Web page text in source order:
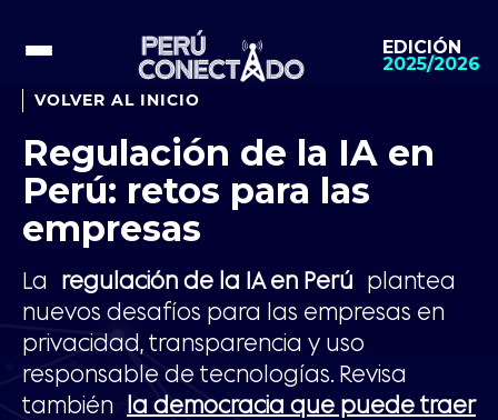
EDICIÓN
2025/2026
VOLVER AL INICIO
Regulación de la IA en
Perú: retos para las
empresas
La regulación de la IA en Perú plantea
nuevos desafíos para las empresas en
privacidad, transparencia y uso
responsable de tecnologías. Revisa
también la democracia que puede traer